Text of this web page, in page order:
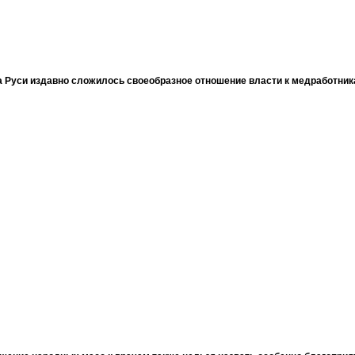
Руси издавно сложилось своеобразное отношение власти к